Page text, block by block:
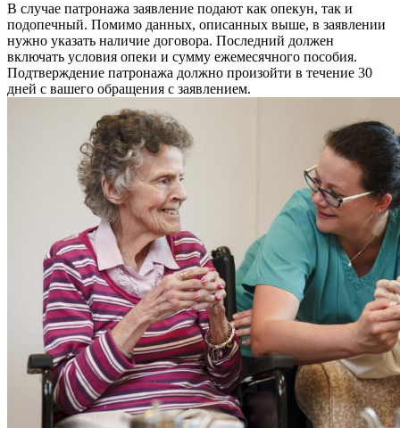
В случае патронажа заявление подают как опекун, так и
подопечный. Помимо данных, описанных выше, в заявлении
нужно указать наличие договора. Последний должен
включать условия опеки и сумму ежемесячного пособия.
Подтверждение патронажа должно произойти в течение 30
дней с вашего обращения с заявлением.